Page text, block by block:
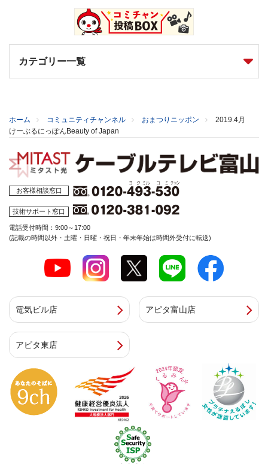
カテゴリー一覧
ホーム コミュニティチャンネル おまつりニッポン
2019.4月
けーぶるにっぽんBeauty of Japan
お客様相談窓口
技術サポート窓口
電話受付時間：9:00～17:00
(記載の時間以外・土曜・日曜・祝日・年末年始は時間外受付に転送)
電気ビル店 アピタ富山店
アピタ東店